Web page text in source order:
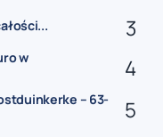
w
– 63-